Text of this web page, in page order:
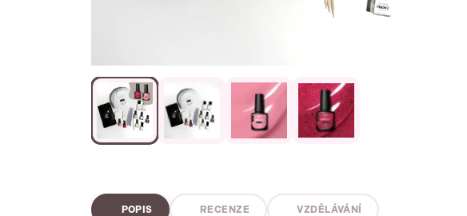
POPIS RECENZE VZDĚLÁVÁNÍ